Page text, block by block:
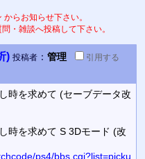
らお知らせ下さい。
・雑談へ投稿して下さい。
) 投稿者： 管理 引用する
時を求めて (セーブデータ改
時を求めて S 3Dモード (改
ps4/bbs.cgi?list=picku